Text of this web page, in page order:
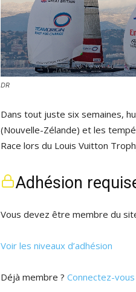
DR
Dans tout juste six semaines,
(Nouvelle-Zélande) et les
Race lors du Louis Vuitton
Adhésion
Vous devez être membre du
Voir les niveaux d’adhésion
Déjà membre ? Connectez-vous